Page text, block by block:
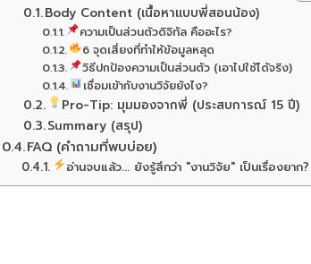
Body Content (เนื้อหาแบบพี่สอนน้อง)
ความเป็นส่วนตัวดิจิทัล คืออะไร?
6 จุดเสี่ยงที่ทำให้ข้อมูลหลุด
วิธีปกป้องความเป็นส่วนตัว (เอาไปใช้ได้จริง)
เชื่อมเข้ากับงานวิจัยยังไง?
Pro-Tip: มุมมองจากพี่ (ประสบการณ์ 15 ปี)
Summary (สรุป)
FAQ (คำถามที่พบบ่อย)
อ่านจบแล้ว... ยังรู้สึกว่า "งานวิจัย" เป็นเรื่องยาก?